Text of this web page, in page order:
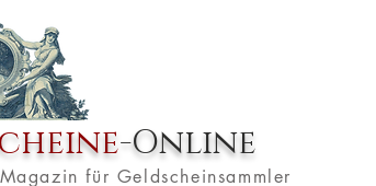
-Online
für Geldscheinsammler